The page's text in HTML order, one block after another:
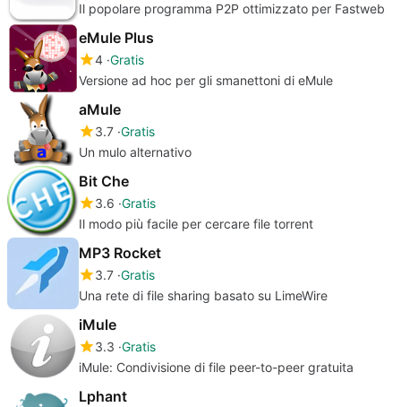
Il popolare programma P2P ottimizzato per Fastweb
eMule Plus
4 Gratis
Versione ad hoc per gli smanettoni di eMule
aMule
3.7 Gratis
Un mulo alternativo
Bit Che
3.6 Gratis
Il modo più facile per cercare file torrent
MP3 Rocket
3.7 Gratis
Una rete di file sharing basato su LimeWire
iMule
3.3 Gratis
iMule: Condivisione di file peer-to-peer gratuita
Lphant